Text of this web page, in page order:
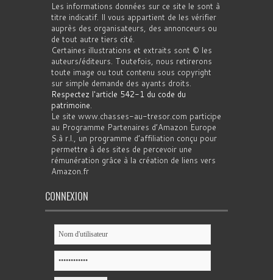
Les informations données sur ce site le sont à
titre indicatif. Il vous appartient de les vérifier
auprès des organisateurs, des annonceurs ou
de tout autre tiers cité.
Certaines illustrations et extraits sont © les
auteurs/éditeurs. Toutefois, nous retirerons
toute image ou tout contenu sous copyright
sur simple demande des ayants droits.
Respectez l'article 542-1 du code du
patrimoine.
Le site www.chasses-au-tresor.com participe
au Programme Partenaires d’Amazon Europe
S.à r.l., un programme d’affiliation conçu pour
permettre à des sites de percevoir une
rémunération grâce à la création de liens vers
Amazon.fr
CONNEXION